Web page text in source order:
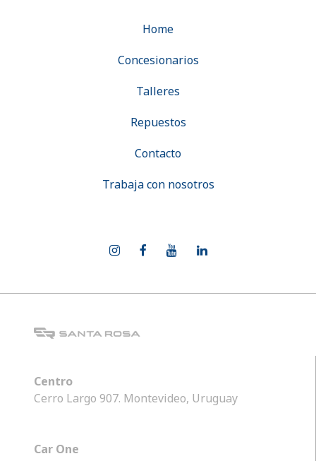
Home
Concesionarios
Talleres
Repuestos
Contacto
Trabaja con nosotros
Centro
Cerro Largo 907. Montevideo, Uruguay
Car One